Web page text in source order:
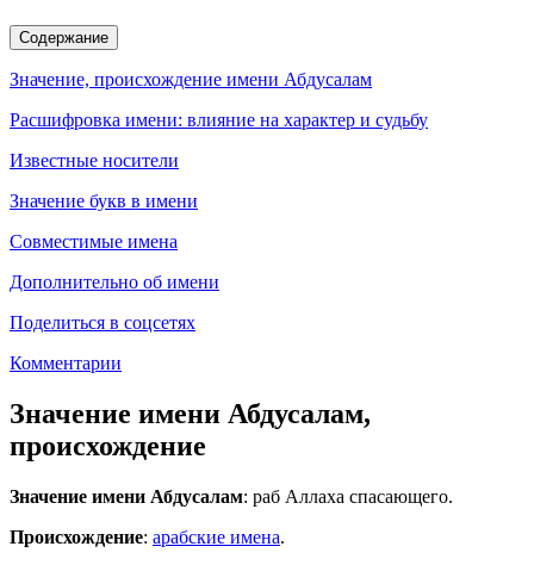
Содержание
Значение, происхождение имени Абдусалам
Расшифровка имени: влияние на характер и судьбу
Известные носители
Значение букв в имени
Совместимые имена
Дополнительно об имени
Поделиться в соцсетях
Комментарии
Значение имени Абдусалам,
происхождение
Значение имени Абдусалам: раб Аллаха спасающего.
Происхождение: арабские имена.